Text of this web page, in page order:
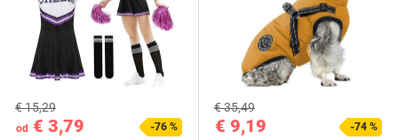
od € 3,79
€ 15,29
-76 % € 9,19
€ 35,49
-74 %